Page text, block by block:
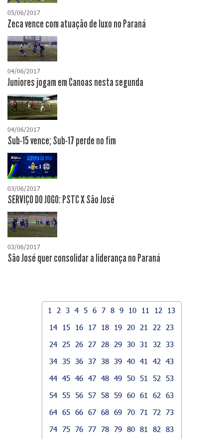
05/06/2017
Zeca vence com atuação de luxo no Paraná
04/06/2017
Juniores jogam em Canoas nesta segunda
04/06/2017
Sub-15 vence; Sub-17 perde no fim
03/06/2017
SERVIÇO DO JOGO: PSTC X São José
03/06/2017
São José quer consolidar a liderança no Paraná
1 2 3 4 5 6 7 8 9 10 11 12
13
14
15 16 17 18 19 20 21 22
23
24
25 26 27 28 29 30 31 32
33
34 35 36 37 38 39 40 41 42
43
44 45 46 47 48 49 50 51 52
53
54 55 56 57 58 59 60 61 62
63
64 65 66 67 68 69 70 71 72
73
74 75 76 77 78 79 80 81 82
83